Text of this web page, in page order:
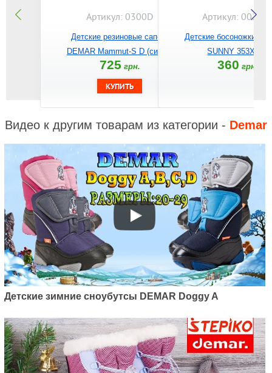
Артикул: 0300D
Детские резиновые сапоги
DEMAR Mammut-S D (синий)
725 грн.
Артикул:
Детские босоножки
SUNNY 353X004
360 грн.
Видео к другим товарам из категории - Demar
Детские зимние сноубутсы DEMAR Doggy A